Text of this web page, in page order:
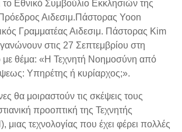
Εθνικό Συμβούλιο Εκκλησιών της
Αιδεσιμ.Πάστορας Yoon
Γραμματέας Αιδεσιμ. Πάστορας Kim
στις 27 Σεπτεμβρίου στη
με θέμα: «Η Τεχνητή Νοημοσύνη από
Υπηρέτης ή κυρίαρχος;».
θα μοιραστούν τις σκέψεις τους
προοπτική της Τεχνητής
τεχνολογίας που έχει φέρει πολλές